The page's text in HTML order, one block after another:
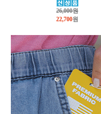
26,000원
22,700원